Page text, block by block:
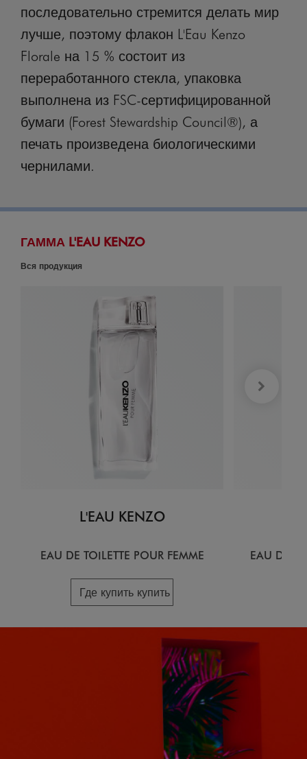
последовательно стремится делать мир
лучше, поэтому флакон L'Eau Kenzo
Florale на 15 % состоит из
переработанного стекла, упаковка
выполнена из FSC-сертифицированной
бумаги (Forest Stewardship Council®), а
печать произведена биологическими
чернилами.
ГАММА L'EAU KENZO
Вся продукция
L'EAU KENZO
EAU DE TOILETTE POUR FEMME
Где купить купить
EAU DE